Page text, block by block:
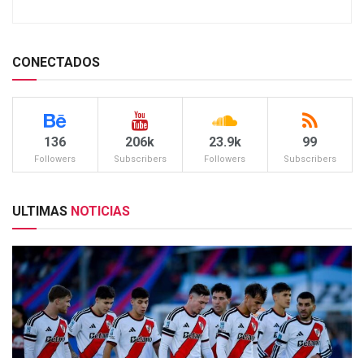
CONECTADOS
136
Followers
206k
Subscribers
23.9k
Followers
99
Subscribers
ULTIMAS NOTICIAS